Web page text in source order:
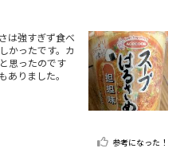
は強すぎず食べ
かったです。カ
思ったのです
ありました。
参考になった！